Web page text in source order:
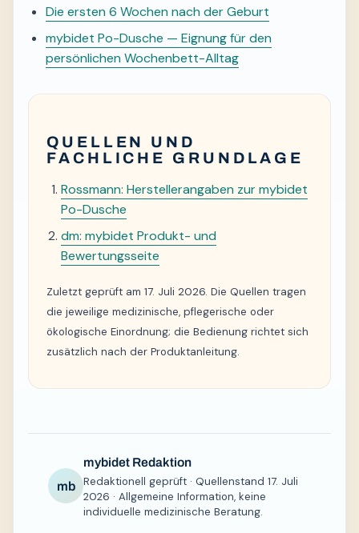
Die ersten 6 Wochen nach der Geburt
mybidet Po-Dusche — Eignung für den
persönlichen Wochenbett-Alltag
QUELLEN UND
FACHLICHE GRUNDLAGE
Rossmann: Herstellerangaben zur mybidet
Po-Dusche
dm: mybidet Produkt- und
Bewertungsseite
Zuletzt geprüft am 17. Juli 2026. Die Quellen tragen
die jeweilige medizinische, pflegerische oder
ökologische Einordnung; die Bedienung richtet sich
zusätzlich nach der Produktanleitung.
mb
mybidet Redaktion
Redaktionell geprüft · Quellenstand 17. Juli
2026 · Allgemeine Information, keine
individuelle medizinische Beratung.